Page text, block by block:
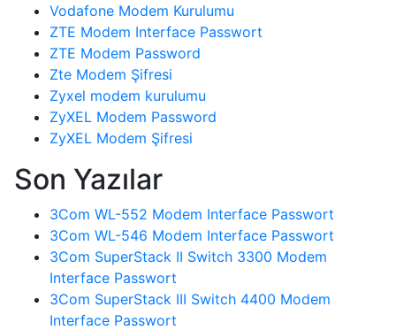
Vodafone Modem Kurulumu
ZTE Modem Interface Passwort
ZTE Modem Password
Zte Modem Şifresi
Zyxel modem kurulumu
ZyXEL Modem Password
ZyXEL Modem Şifresi
Son Yazılar
3Com WL-552 Modem Interface Passwort
3Com WL-546 Modem Interface Passwort
3Com SuperStack II Switch 3300 Modem
Interface Passwort
3Com SuperStack III Switch 4400 Modem
Interface Passwort